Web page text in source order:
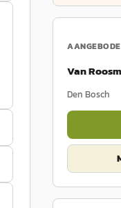
Van
Den Bosch